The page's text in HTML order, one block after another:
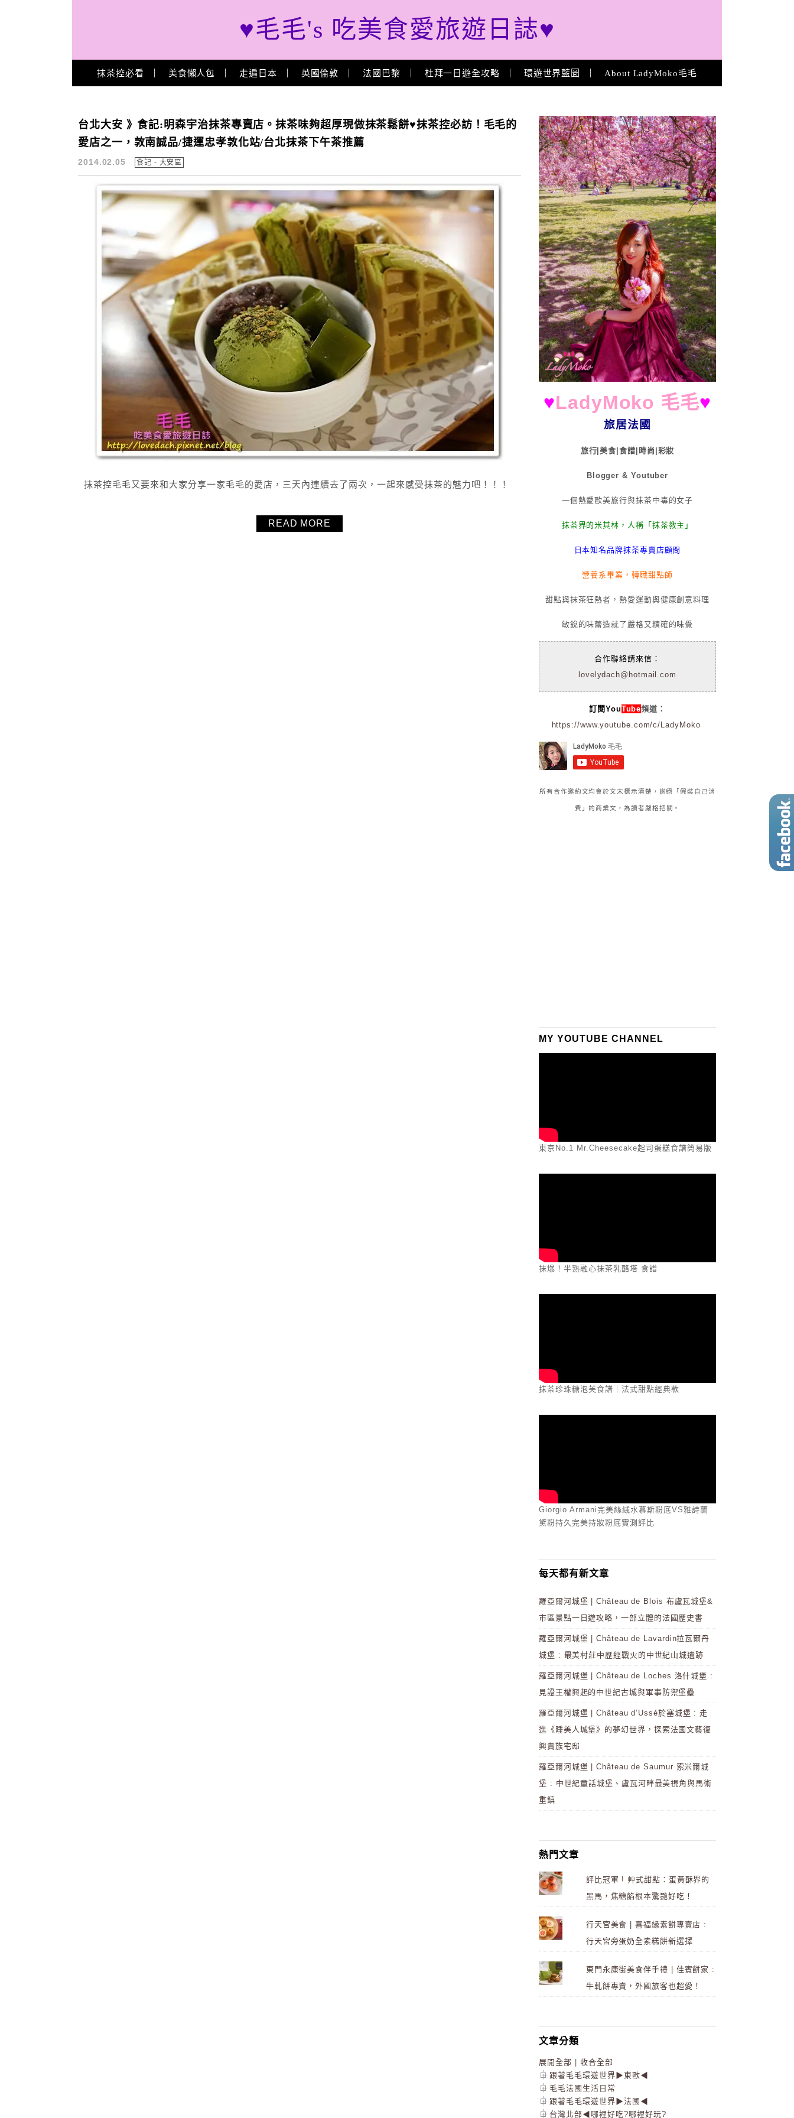
♥毛毛's 吃美食愛旅遊日誌♥
Main Menu
抹茶控必看 美食懶人包 走遍日本 英國倫敦 法國巴黎 杜拜一日遊全攻略 環遊世界藍圖 About LadyMoko毛毛
明森宇治
台北大安 》食記:明森宇治抹茶專賣店。抹茶味夠超厚現做抹茶鬆餅♥抹茶控必訪！毛毛的
愛店之一，敦南誠品/捷運忠孝敦化站/台北抹茶下午茶推薦
2014.02.05 食記 - 大安區
抹茶控毛毛又要來和大家分享一家毛毛的愛店，三天內連續去了兩次，一起來感受抹茶的魅力吧！！！
READ MORE
About
♥LadyMoko 毛毛♥
旅居法國
旅行|美食|食譜|時尚|彩妝
Blogger & Youtuber
一個熱愛歐美旅行與抹茶中毒的女子
抹茶界的米其林，人稱「抹茶教主」
日本知名品牌抹茶專賣店顧問
營養系畢業，轉職甜點師
甜點與抹茶狂熱者，熱愛運動與健康創意料理
敏銳的味蕾造就了嚴格又精確的味覺
合作聯絡請來信：
lovelydach@hotmail.com
訂閱YouTube頻道：
https://www.youtube.com/c/LadyMoko
所有合作邀約文均會於文末標示清楚，謝絕「假裝自己消
費」的商業文，為讀者嚴格把關。
MY YOUTUBE CHANNEL
東京No.1 Mr.Cheesecake起司蛋糕食譜簡易版
抹爆！半熟融心抹茶乳酪塔 食譜
抹茶珍珠糖泡芙食譜｜法式甜點經典款
Giorgio Armani完美絲絨水慕斯粉底VS雅詩蘭
黛粉持久完美持妝粉底實測評比
每天都有新文章
羅亞爾河城堡 | Château de Blois 布盧瓦城堡&
市區景點一日遊攻略，一部立體的法國歷史書
羅亞爾河城堡 | Château de Lavardin拉瓦爾丹
城堡 : 最美村莊中歷經戰火的中世紀山城遺跡
羅亞爾河城堡 | Château de Loches 洛什城堡 :
見證王權興起的中世紀古城與軍事防禦堡壘
羅亞爾河城堡 | Château d’Ussé於塞城堡 : 走
進《睡美人城堡》的夢幻世界，探索法國文藝復
興貴族宅邸
羅亞爾河城堡 | Château de Saumur 索米爾城
堡 : 中世紀童話城堡、盧瓦河畔最美視角與馬術
重鎮
熱門文章
評比冠軍 ! 艸式甜點：蛋黃酥界的
黑馬，焦糖餡根本驚艷好吃！
行天宮美食 | 喜福緣素餅專賣店 :
行天宮旁蛋奶全素糕餅新選擇
東門永康街美食伴手禮 | 佳賓餅家 :
牛軋餅專賣，外國旅客也超愛！
文章分類
展開全部
收合全部
跟著毛毛環遊世界▶東歐◀
毛毛法國生活日常
跟著毛毛環遊世界▶法國◀
台灣北部◀哪裡好吃?哪裡好玩?